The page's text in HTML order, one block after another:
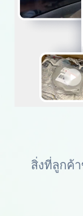
สิ่งที่ลูกค้